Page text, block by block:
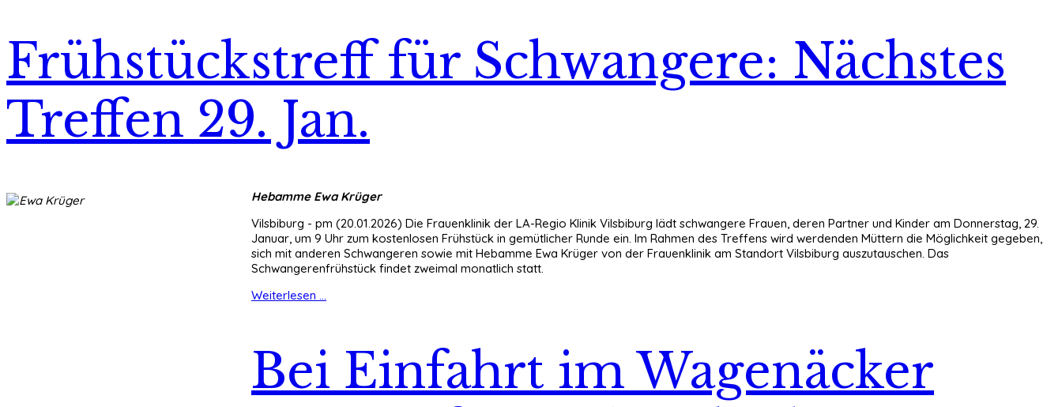
Frühstückstreff für Schwangere: Nächstes
Treffen 29. Jan.
Hebamme Ewa Krüger
Vilsbiburg - pm (20.01.2026) Die Frauenklinik der LA-Regio Klinik Vilsbiburg lädt schwangere Frauen, deren Partner und Kinder am Donnerstag, 29.
Januar, um 9 Uhr zum kostenlosen Frühstück in gemütlicher Runde ein. Im Rahmen des Treffens wird werdenden Müttern die Möglichkeit gegeben,
sich mit anderen Schwangeren sowie mit Hebamme Ewa Krüger von der Frauenklinik am Standort Vilsbiburg auszutauschen. Das
Schwangerenfrühstück findet zweimal monatlich statt.
Weiterlesen ...
Bei Einfahrt im Wagenäcker